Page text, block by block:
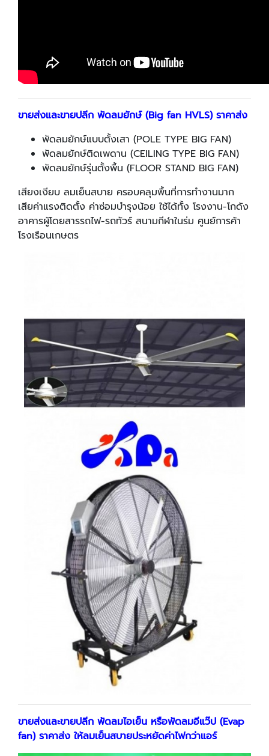
ขายส่งและขายปลีก พัดลมยักษ์ (Big fan HVLS) ราคาส่ง
พัดลมยักษ์แบบตั้งเสา (POLE TYPE BIG FAN)
พัดลมยักษ์ติดเพดาน (CEILING TYPE BIG FAN)
พัดลมยักษ์รุ่นตั้งพื้น (FLOOR STAND BIG FAN)
เสียงเงียบ ลมเย็นสบาย ครอบคลุมพื้นที่การทำงานมาก
เสียค่าแรงติดตั้ง ค่าซ่อมบำรุงน้อย ใช้ได้ทั้ง โรงงาน-โกดัง
อาคารผู้โดยสารรถไฟ-รถทัวร์ สนามกีฬาในร่ม ศูนย์การค้า
โรงเรือนเกษตร
ขายส่งและขายปลีก พัดลมไอเย็น หรือพัดลมอีแว๊ป (Evap
fan) ราคาส่ง ให้ลมเย็นสบายประหยัดค่าไฟกว่าแอร์